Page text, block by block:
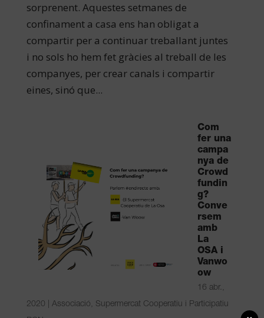
sorprenent. Aquestes setmanes de
confinament a casa ens han obligat a
compartir per a continuar treballant juntes
i no sols ho hem fet gràcies al treball de les
companyes, per crear canals i compartir
eines, sinó que...
Com
fer una
campa
nya de
Crowd
fundin
g?
Conve
rsem
amb
La
OSA i
Vanwo
ow
16 abr.,
2020
Associació, Supermercat Cooperatiu i Participatiu